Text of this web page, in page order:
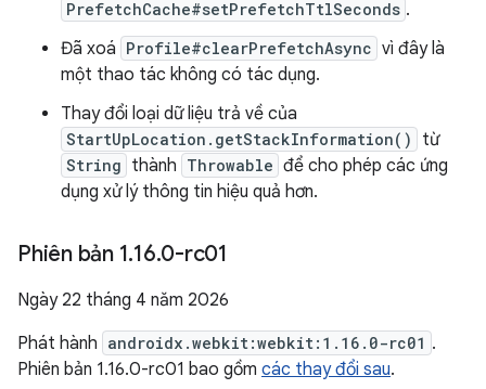
PrefetchCache#setPrefetchTtlSeconds .
Đã xoá Profile#clearPrefetchAsync vì đây là
một thao tác không có tác dụng.
Thay đổi loại dữ liệu trả về của
StartUpLocation.getStackInformation() từ
String thành Throwable để cho phép các ứng
dụng xử lý thông tin hiệu quả hơn.
Phiên bản 1.16.0-rc01
Ngày 22 tháng 4 năm 2026
Phát hành androidx.webkit:webkit:1.16.0-rc01 .
Phiên bản 1.16.0-rc01 bao gồm các thay đổi sau.